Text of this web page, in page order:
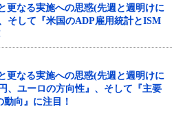
更なる実施への思惑(先週と週明けに
そして『米国のADP雇用統計とISM
更なる実施への思惑(先週と週明けに
、ユーロの方向性』、そして『主要
向』に注目！